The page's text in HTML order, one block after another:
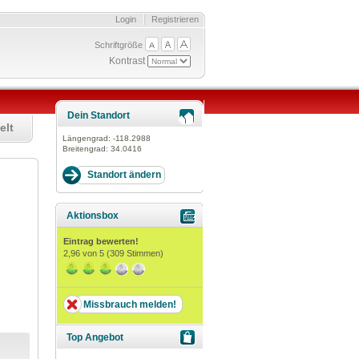
Registrieren
Login
Schriftgröße
Kontrast
Dein Standort
Längengrad: -118.2988
Breitengrad: 34.0416
Aktionsbox
Eintrag bewerten!
2,96 von 5 (309 Stimmen)
Missbrauch melden!
Top Angebot